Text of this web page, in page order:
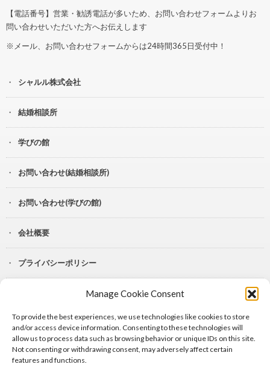
Manage Cookie Consent
To provide the best experiences, we use technologies like cookies to store
and/or access device information. Consenting to these technologies will
allow us to process data such as browsing behavior or unique IDs on this site.
Not consenting or withdrawing consent, may adversely affect certain
features and functions.
【電話番号】営業・勧誘電話が多いため、お問い合わせフォームよりお
問い合わせいただいた方へお伝えします
※メール、お問い合わせフォームからは24時間365日受付中！
シャルル株式会社
結婚相談所
学びの館
お問い合わせ(結婚相談所)
お問い合わせ(学びの館)
会社概要
プライバシーポリシー
Lit.Link